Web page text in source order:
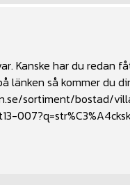
Kanske har du redan
länken så kommer du
sortiment/bostad/